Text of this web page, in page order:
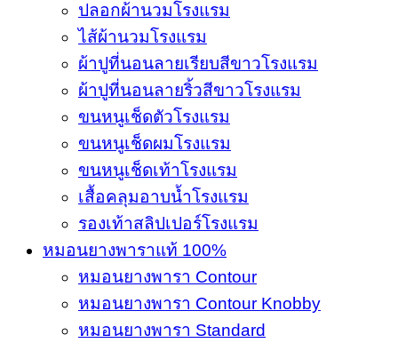
ปลอกผ้านวมโรงแรม
ไส้ผ้านวมโรงแรม
ผ้าปูที่นอนลายเรียบสีขาวโรงแรม
ผ้าปูที่นอนลายริ้วสีขาวโรงแรม
ขนหนูเช็ดตัวโรงแรม
ขนหนูเช็ดผมโรงแรม
ขนหนูเช็ดเท้าโรงแรม
เสื้อคลุมอาบน้ำโรงแรม
รองเท้าสลิปเปอร์โรงแรม
หมอนยางพาราแท้ 100%
หมอนยางพารา Contour
หมอนยางพารา Contour Knobby
หมอนยางพารา Standard